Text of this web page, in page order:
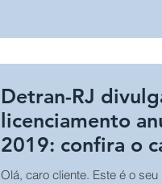
Detran-RJ
licenciamento
2019: confira o
Olá, caro cliente. Este é o seu